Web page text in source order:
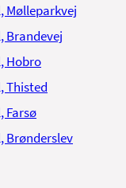
Mølleparkvej
Brandevej
Hobro
Thisted
Farsø
Brønderslev